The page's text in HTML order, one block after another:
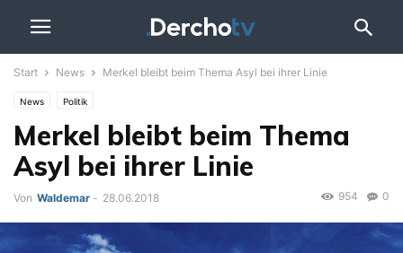
Start News Merkel bleibt beim Thema Asyl bei ihrer Linie
News Politik
Merkel bleibt beim Thema
Asyl bei ihrer Linie
Von Waldemar - 28.06.2018 0
954